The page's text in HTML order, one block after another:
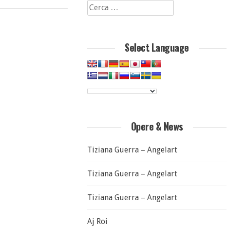
Ricerca
per:
Select Language
Opere & News
Tiziana Guerra – Angelart
Tiziana Guerra – Angelart
Tiziana Guerra – Angelart
Aj Roi